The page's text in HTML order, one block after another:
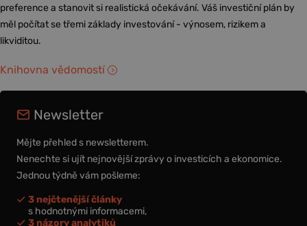
preference a stanovit si realistická očekávání. Váš investiční plán by
měl počítat se třemi základy investování - výnosem, rizikem a
likviditou.
Knihovna vědomostí
Newsletter
Mějte přehled s newsletterem.
Nenechte si ujít nejnovější zprávy o investicích a ekonomice.
Jednou týdně vám pošleme:
3 nejčtenější články
s hodnotnými informacemi,
3 názory analytiků